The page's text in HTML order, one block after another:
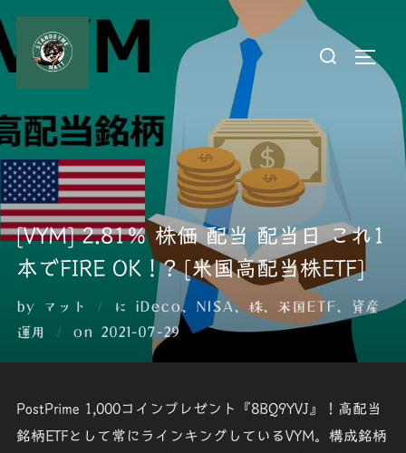
ン
テ
ツ
へ
ス
キ
ッ
プ
検
象:
サイド
[VYM] 2.81％ 株価 配当 配当日 これ1
本でFIRE OK！? [米国高配当株ETF]
by マット に iDeco、 NISA、 株 米国ETF
資産
運用
on 投
2021-07-29
PostPrime 1,000コインプレゼント『8BQ9YVJ』！ 高配当
銘柄ETFとして常にラインキングしているVYM。構成銘柄